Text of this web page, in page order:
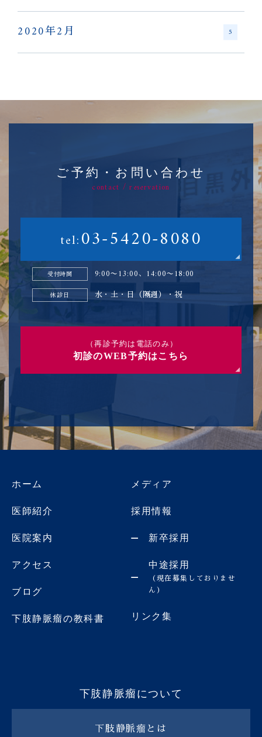
2020年2月 5
ご予約・お問い合わせ
contact / reservation
tel:03-5420-8080
受付時間 9:00〜13:00、14:00〜18:00
休診日 水・土・日（隔週）・祝
（再診予約は電話のみ）
初診のWEB予約はこちら
ホーム
医師紹介
医院案内
アクセス
ブログ
下肢静脈瘤の教科書
メディア
採用情報
新卒採用
中途採用
（現在募集しておりませ
ん）
リンク集
下肢静脈瘤について
下肢静脈瘤とは